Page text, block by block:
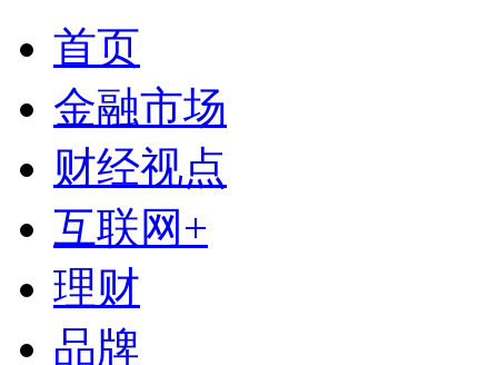
首页
金融市场
财经视点
互联网+
理财
品牌